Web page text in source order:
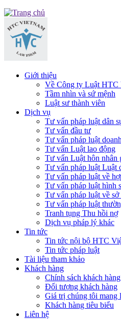
Giới thiệu
Về Công ty Luật HTC
Tầm nhìn và sứ mệnh
Luật sư thành viên
Dịch vụ
Tư vấn pháp luật dân
Tư vấn đầu tư
Tư vấn pháp luật
Tư vấn Luật lao động
Tư vấn Luật hôn nhân
Tư vấn pháp luật Luật
Tư vấn pháp luật về
Tư vấn pháp luật hình
Tư vấn pháp luật về
Tư vấn pháp luật
Tranh tụng Thu hồi nợ
Dịch vụ pháp lý khác
Tin tức
Tin tức nội bộ HTC
Tin tức pháp luật
Tài liệu tham khảo
Khách hàng
Chính sách khách hàng
Đối tượng khách hàng
Giá trị chúng tôi mang
Khách hàng tiêu biểu
Liên hệ